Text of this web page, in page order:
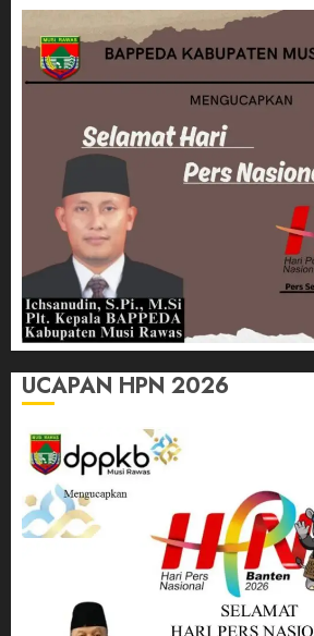
UCAPAN HPN 2026